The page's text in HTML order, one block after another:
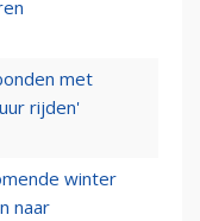
met
rijden'
winter
naar